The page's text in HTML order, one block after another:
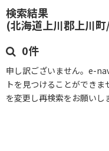
検索結果
(北海道上川郡上川
0件
申し訳ございません。e-
トを見つけることができま
を変更し再検索をお願いし